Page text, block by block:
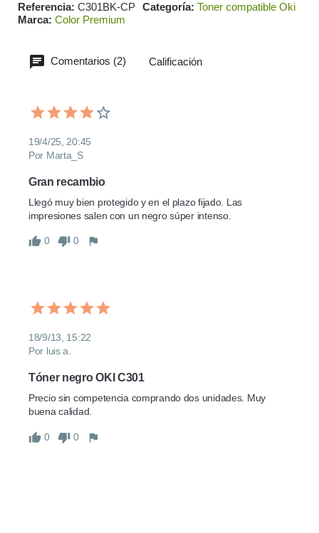
Referencia C301BK-CP Categoría Toner compatible Oki
Marca Color Premium
Comentarios (2) Calificación
19/4/25, 20:45
Por Marta_S
Gran recambio
Llegó muy bien protegido y en el plazo fijado. Las
impresiones salen con un negro súper intenso.
0 0
18/9/13, 15:22
Por luis a.
Tóner negro OKI C301
Precio sin competencia comprando dos unidades. Muy
buena calidad.
0 0